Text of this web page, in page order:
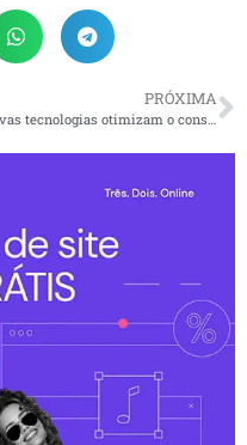
PRÓXIMA
Novas tecnologias otimizam o consumo de água em espaços residenciais